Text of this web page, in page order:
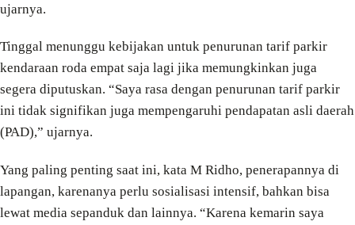
ujarnya.
Tinggal menunggu kebijakan untuk penurunan tarif parkir
kendaraan roda empat saja lagi jika memungkinkan juga
segera diputuskan. “Saya rasa dengan penurunan tarif parkir
ini tidak signifikan juga mempengaruhi pendapatan asli daerah
(PAD),” ujarnya.
Yang paling penting saat ini, kata M Ridho, penerapannya di
lapangan, karenanya perlu sosialisasi intensif, bahkan bisa
lewat media sepanduk dan lainnya. “Karena kemarin saya